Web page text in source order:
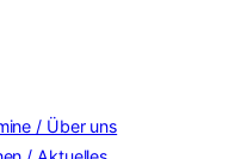
/ Über uns